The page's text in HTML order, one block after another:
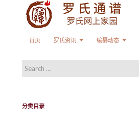
首页
罗氏资讯 编纂动态
Search for:
分类目录